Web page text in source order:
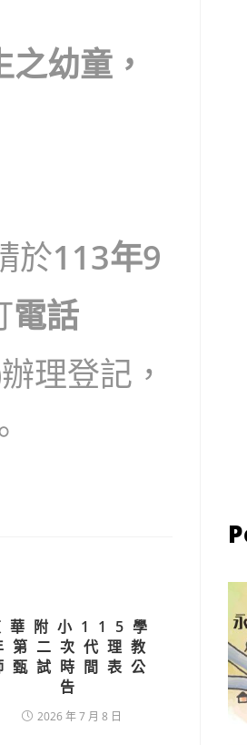
幼童，
於113年9
電話
辦理登記，
華附小115學
第二次代理教
甄試時間表公
告
2026 年 7 月 8 日